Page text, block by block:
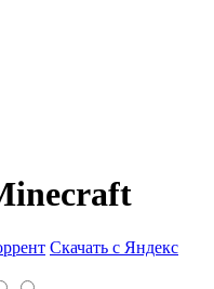
Скачать с Яндекс